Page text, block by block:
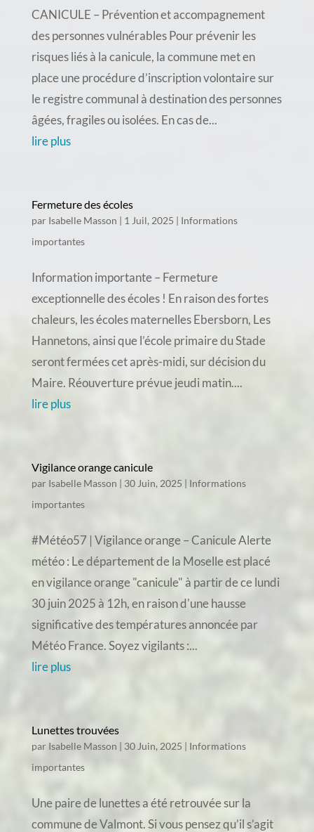
CANICULE – Prévention et accompagnement
des personnes vulnérables Pour prévenir les
risques liés à la canicule, la commune met en
place une procédure d’inscription volontaire sur
le registre communal à destination des personnes
âgées, fragiles ou isolées. En cas de...
lire plus
Fermeture des écoles
par Isabelle Masson | 1 Juil, 2025 | Informations
importantes
Information importante – Fermeture
exceptionnelle des écoles ! En raison des fortes
chaleurs, les écoles maternelles Ebersborn, Les
Hannetons, ainsi que l’école primaire du Stade
seront fermées cet après-midi, sur décision du
Maire. Réouverture prévue jeudi matin....
lire plus
Vigilance orange canicule
par Isabelle Masson | 30 Juin, 2025 | Informations
importantes
#Météo57 | Vigilance orange – Canicule Alerte
météo : Le département de la Moselle est placé
en vigilance orange "canicule" à partir de ce lundi
30 juin 2025 à 12h, en raison d'une hausse
significative des températures annoncée par
Météo France. Soyez vigilants :...
lire plus
Lunettes trouvées
par Isabelle Masson | 30 Juin, 2025 | Informations
importantes
Une paire de lunettes a été retrouvée sur la
commune de Valmont. Si vous pensez qu’il s’agit